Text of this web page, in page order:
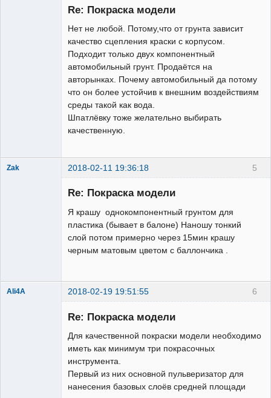
Re: Покраска модели
Нет не любой. Потому,что от грунта зависит
качество сцепления краски с корпусом.
Подходит только двух компонентный
автомобильный грунт. Продаётся на
авторынках. Почему автомобильный да потому
что он более устойчив к внешним воздействиям
среды такой как вода.
Шпатлёвку тоже желательно выбирать
качественную.
5
Zak 2018-02-11 19:36:18
Re: Покраска модели
Я крашу однокомпонентный грунтом для
пластика (бывает в балоне) Наношу тонкий
слой потом примерно через 15мин крашу
черным матовым цветом с баллончика .
6
Ali4A 2018-02-19 19:51:55
Re: Покраска модели
Для качественной покраски модели необходимо
иметь как минимум три покрасочных
инструмента.
Первый из них основной пульверизатор для
нанесения базовых слоёв средней площади